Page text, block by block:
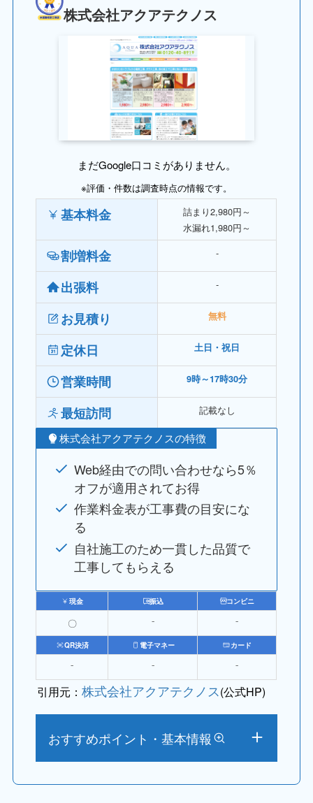
株式会社アクアテクノス
まだGoogle口コミがありません。
※評価・件数は調査時点の情報です。
基本料金
詰まり2,980円～
水漏れ1,980円～
割増料金 ‐
出張料 ‐
お見積り 無料
定休日 土日・祝日
営業時間 9時～17時30分
最短訪問 記載なし
株式会社アクアテクノスの特徴
Web経由での問い合わせなら5％
オフが適用されてお得
作業料金表が工事費の目安にな
る
自社施工のため一貫した品質で
工事してもらえる
現金 振込 コンビニ
〇 ⁻ ⁻
QR決済 電子マネー カード
⁻ ⁻ ⁻
引用元：株式会社アクアテクノス(公式HP)
おすすめポイント・基本情報